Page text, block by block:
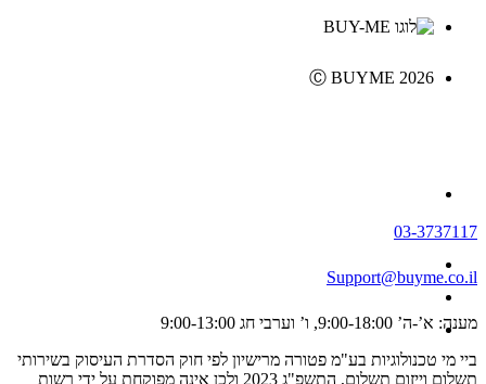
Ⓒ BUYME 2026
03-3737117
Support@buyme.co.il
מענה: א’-ה’ 9:00-18:00, ו’ וערבי חג 9:00-13:00
ביי מי טכנולוגיות בע"מ פטורה מרישיון לפי חוק הסדרת העיסוק בשירותי
תשלום וייזום תשלום, התשפ"ג 2023 ולכן אינה מפוקחת על ידי רשות